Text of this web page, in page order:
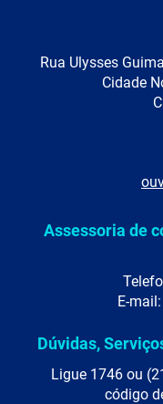
Rua Ulysses
Cidade
Assessoria de
E-
Dúvidas,
Ligue 1746 ou
código